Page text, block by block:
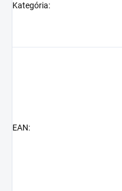
Kategória:
EAN: